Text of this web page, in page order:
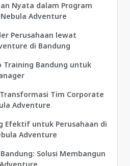
Nyata dalam Program
Adventure
Perusahaan lewat
di Bandung
Training Bandung untuk
Tim Corporate
Adventure
Efektif untuk Perusahaan di
Adventure
Solusi Membangun